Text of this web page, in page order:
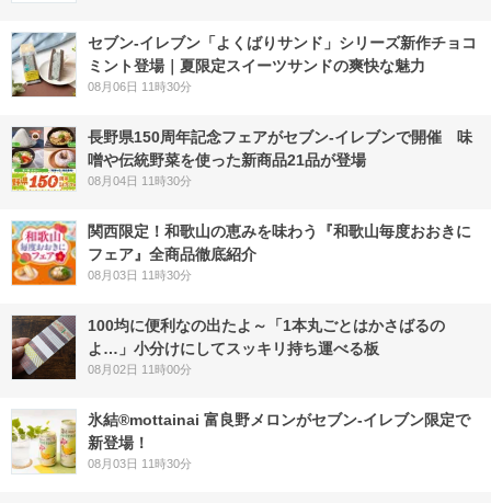
セブン‐イレブン「よくばりサンド」シリーズ新作チョコ
ミント登場｜夏限定スイーツサンドの爽快な魅力
08月06日 11時30分
長野県150周年記念フェアがセブン-イレブンで開催 味
噌や伝統野菜を使った新商品21品が登場
08月04日 11時30分
関西限定！和歌山の恵みを味わう『和歌山毎度おおきに
フェア』全商品徹底紹介
08月03日 11時30分
100均に便利なの出たよ～「1本丸ごとはかさばるの
よ…」小分けにしてスッキリ持ち運べる板
08月02日 11時00分
氷結®mottainai 富良野メロンがセブン‐イレブン限定で
新登場！
08月03日 11時30分